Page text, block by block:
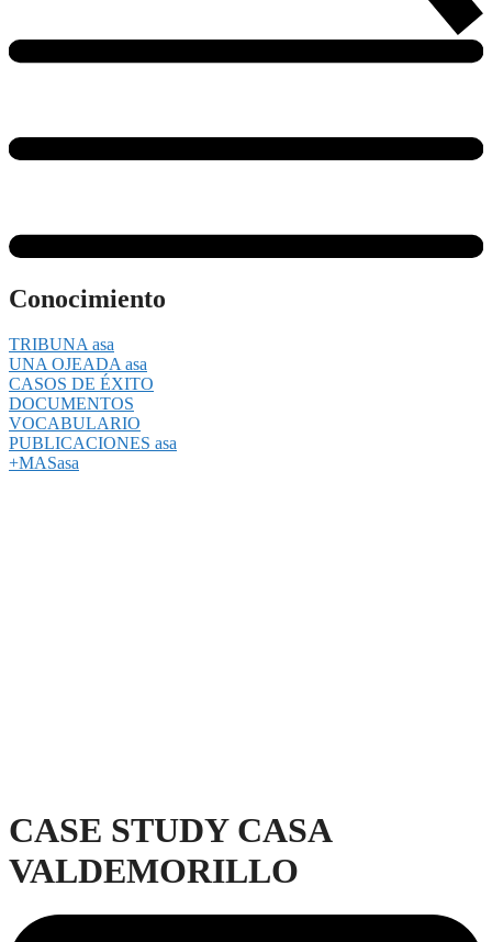
Conocimiento
TRIBUNA asa
UNA OJEADA asa
CASOS DE ÉXITO
DOCUMENTOS
VOCABULARIO
PUBLICACIONES asa
+MASasa
CASE STUDY CASA
VALDEMORILLO